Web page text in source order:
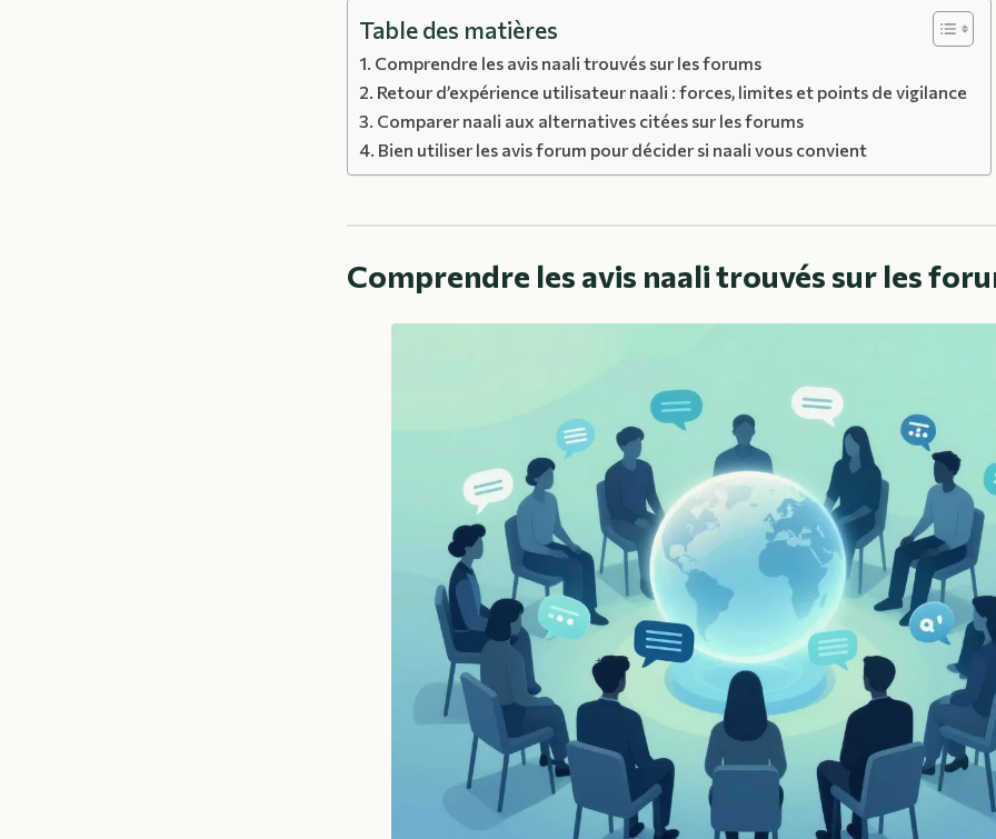
Table des matières
Comprendre les avis naali trouvés sur les forums
Retour d’expérience utilisateur naali : forces, limites et points de vigilance
Comparer naali aux alternatives citées sur les forums
Bien utiliser les avis forum pour décider si naali vous convient
Comprendre les avis naali trouvés sur les